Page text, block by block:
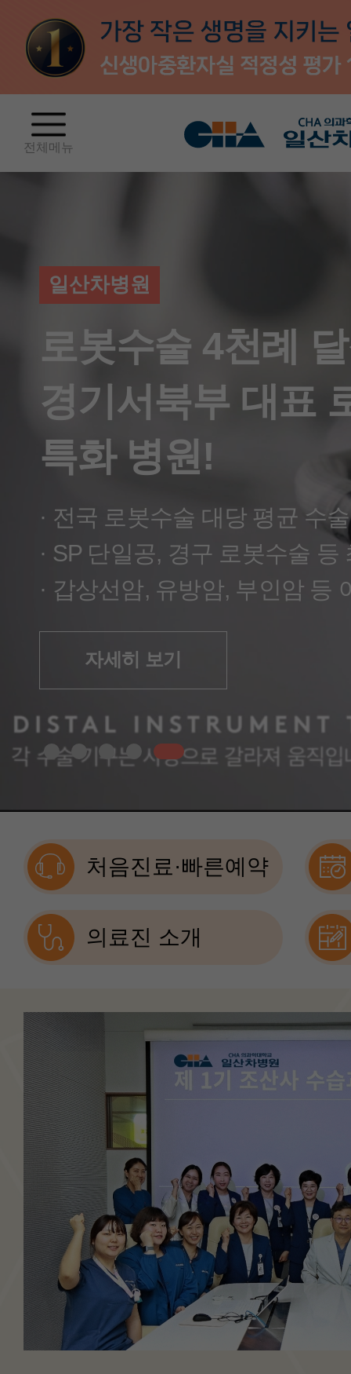
전체메뉴
자세히 보기
경기 서북부 갑상선암 치료 대표
일산차병원
로봇수술 4천례
경기서북부 대표
특화 병원!
· 전국 로봇수술 대당 평균 수
· SP 단일공, 경구 로봇수술 등
· 갑상선암, 유방암, 부인암 등
자세히 보기
처음진료·빠른예약
의료진 소개